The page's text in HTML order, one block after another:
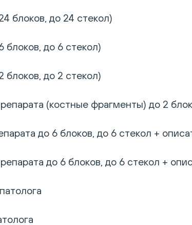
блоков, до 24 стекол)
блоков, до 6 стекол)
блоков, до 2 стекол)
(костные фрагменты) до 2
до 6 блоков, до 6 стекол +
до 6 блоков, до 6 стекол +